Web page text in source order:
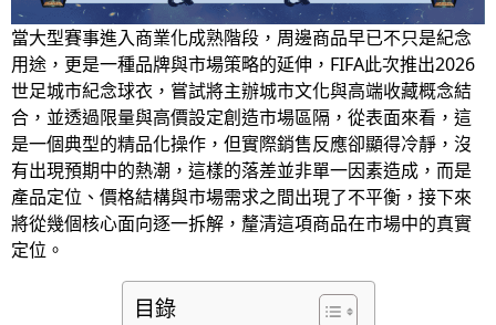
當大型賽事進入商業化成熟階段，周邊商品早已不只是紀念
用途，更是一種品牌與市場策略的延伸，FIFA此次推出2026
世足城市紀念球衣，嘗試將主辦城市文化與高端收藏概念結
合，並透過限量與高價設定創造市場區隔，從表面來看，這
是一個典型的精品化操作，但實際銷售反應卻顯得冷靜，沒
有出現預期中的熱潮，這樣的落差並非單一因素造成，而是
產品定位、價格結構與市場需求之間出現了不平衡，接下來
將從幾個核心面向逐一拆解，釐清這項商品在市場中的真實
定位。
目錄